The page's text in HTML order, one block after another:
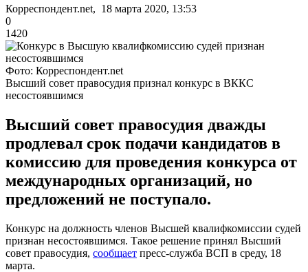
Корреспондент.net, 18 марта 2020, 13:53
0
1420
Фото: Корреспондент.net
Высший совет правосудия признал конкурс в ВККС
несостоявшимся
Высший совет правосудия дважды
продлевал срок подачи кандидатов в
комиссию для проведения конкурса от
международных организаций, но
предложений не поступало.
Конкурс на должность членов Высшей квалифкомиссии судей
признан несостоявшимся. Такое решение принял Высший
совет правосудия, сообщает пресс-служба ВСП в среду, 18
марта.